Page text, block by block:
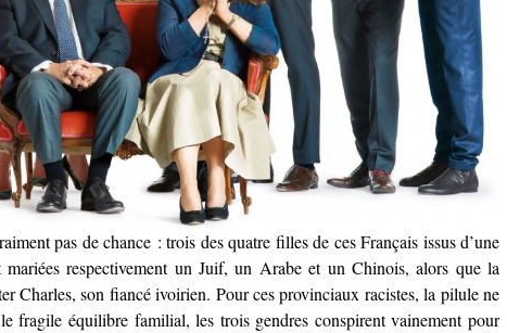
pas de chance : trois des quatre filles de ces Français issus d’une
respectivement un Juif, un Arabe et un Chinois, alors que la
Charles, son fiancé ivoirien. Pour ces provinciaux racistes, la pilule ne
fragile équilibre familial, les trois gendres conspirent vainement pour